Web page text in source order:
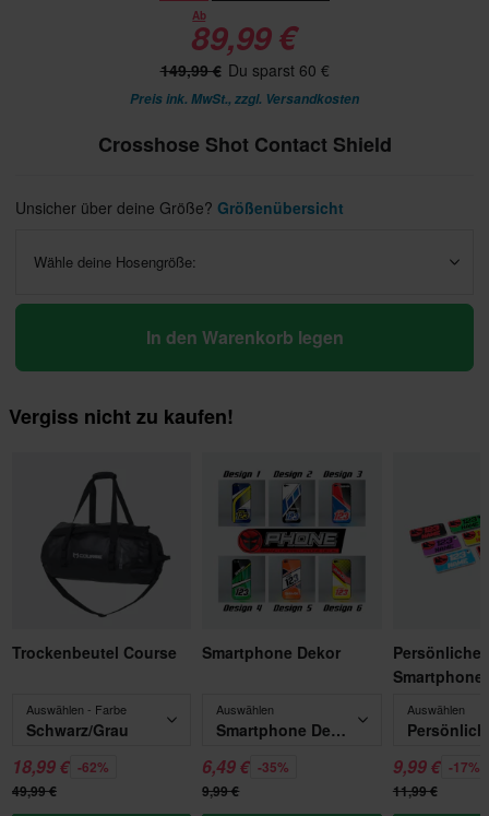
Ab
89,99 €
149,99 € Du sparst 60 €
Preis ink. MwSt., zzgl. Versandkosten
Crosshose Shot Contact Shield
Unsicher über deine Größe? Größenübersicht
Wähle deine Hosengröße:
In den Warenkorb legen
Vergiss nicht zu kaufen!
Trockenbeutel Course
Auswählen - Farbe
Schwarz/Grau
18,99 € -62%
49,99 €
Smartphone Dekor
Auswählen
Smartphone Dekor
6,49 € -35%
9,99 €
Persönliches
Smartphone
Auswählen
9,99 € -17%
11,99 €